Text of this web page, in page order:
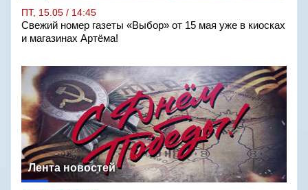
ПТ, 15.05 / 14:45
Свежий номер газеты «Выбор» от 15 мая уже в киосках
и магазинах Артёма!
Лента новостей